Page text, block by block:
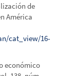
de
América
cat_view/16-
económico